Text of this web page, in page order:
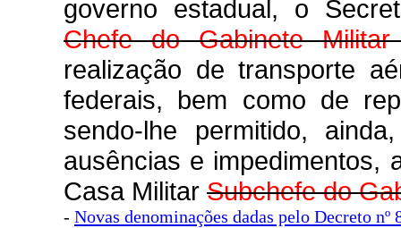
governo estadual, o
Chefe do Gabinete
realização de transporte
federais, bem como de
sendo-lhe permitido,
ausências e impedimentos,
Casa Militar Subchefe do
- Novas denominações dadas pelo Decreto nº